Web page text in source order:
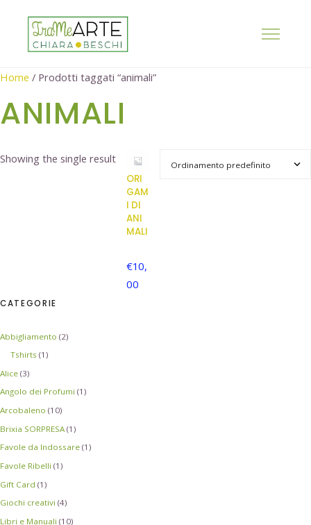
Home / Prodotti taggati “animali”
ANIMALI
Showing the single result
ORI
GAM
I DI
ANI
MALI
€10,
00
CATEGORIE
Abbigliamento (2)
Tshirts (1)
Alice (3)
Angolo dei Profumi (1)
Arcobaleno (10)
Brixia SORPRESA (1)
Favole da Indossare (1)
Favole Ribelli (1)
Gift Card (1)
Giochi creativi (4)
Libri e Manuali (10)